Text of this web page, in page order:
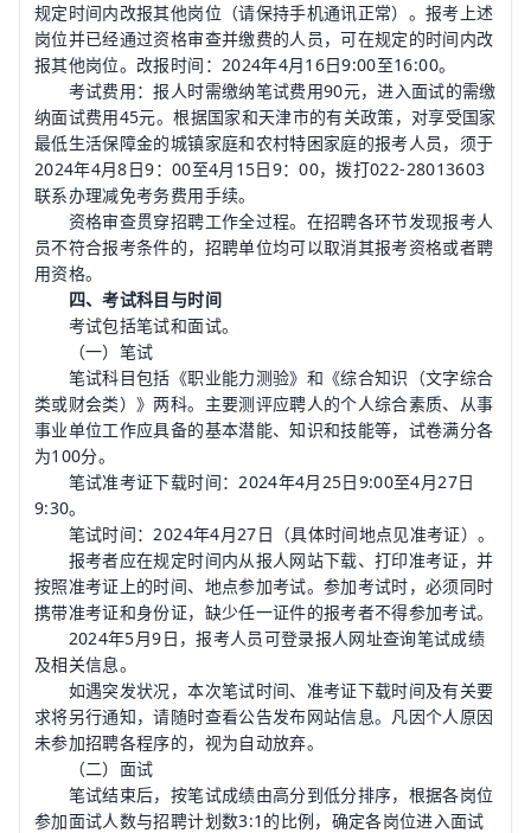
规定时间内改报其他岗位（请保持手机通讯正常）。报考上述
岗位并已经通过资格审查并缴费的人员，可在规定的时间内改
报其他岗位。改报时间：2024年4月16日9:00至16:00。
考试费用：报人时需缴纳笔试费用90元，进入面试的需缴
纳面试费用45元。根据国家和天津市的有关政策，对享受国家
最低生活保障金的城镇家庭和农村特困家庭的报考人员，须于
2024年4月8日9：00至4月15日9：00，拨打022-28013603
联系办理减免考务费用手续。
资格审查贯穿招聘工作全过程。在招聘各环节发现报考人
员不符合报考条件的，招聘单位均可以取消其报考资格或者聘
用资格。
四、考试科目与时间
考试包括笔试和面试。
（一）笔试
笔试科目包括《职业能力测验》和《综合知识（文字综合
类或财会类）》两科。主要测评应聘人的个人综合素质、从事
事业单位工作应具备的基本潜能、知识和技能等，试卷满分各
为100分。
笔试准考证下载时间：2024年4月25日9:00至4月27日
9:30。
笔试时间：2024年4月27日（具体时间地点见准考证）。
报考者应在规定时间内从报人网站下载、打印准考证，并
按照准考证上的时间、地点参加考试。参加考试时，必须同时
携带准考证和身份证，缺少任一证件的报考者不得参加考试。
2024年5月9日，报考人员可登录报人网址查询笔试成绩
及相关信息。
如遇突发状况，本次笔试时间、准考证下载时间及有关要
求将另行通知，请随时查看公告发布网站信息。凡因个人原因
未参加招聘各程序的，视为自动放弃。
（二）面试
笔试结束后，按笔试成绩由高分到低分排序，根据各岗位
参加面试人数与招聘计划数3:1的比例，确定各岗位进入面试